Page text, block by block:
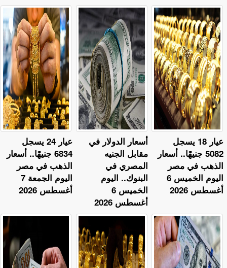
عيار 24 يسجل
6834 جنيهًا.. أسعار
الذهب في مصر
اليوم الجمعة 7
أغسطس 2026
أسعار الدولار في
مقابل الجنيه
المصري في
البنوك.. اليوم
الخميس 6
أغسطس 2026
عيار 18 يسجل
5082 جنيهًا.. أسعار
الذهب في مصر
اليوم الخميس 6
أغسطس 2026